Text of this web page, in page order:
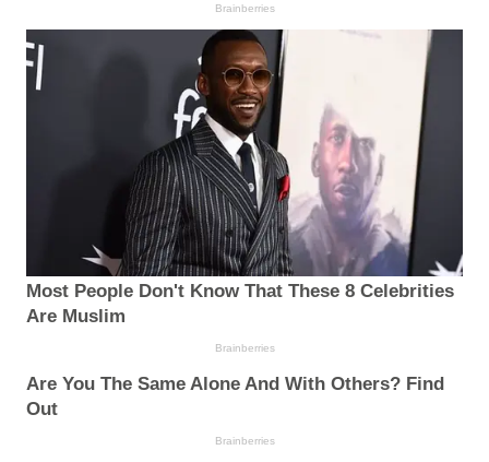
Brainberries
Most People Don't Know That These 8 Celebrities
Are Muslim
Brainberries
Are You The Same Alone And With Others? Find
Out
Brainberries